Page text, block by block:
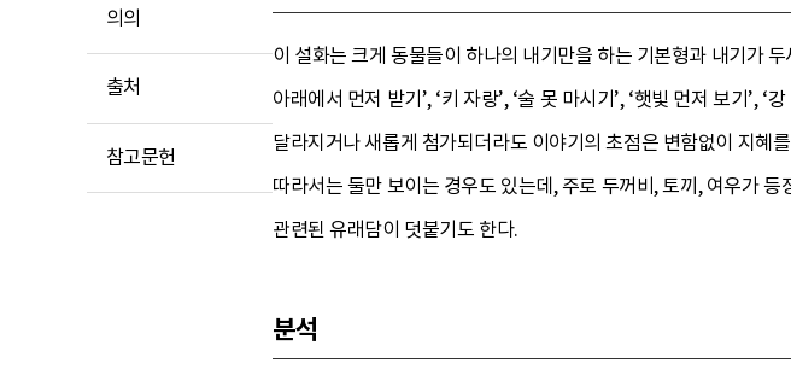
의의
출처
참고문헌
이 설화는 크게 동물들이 하나의 내기만을 하는 기본형과 내기가
아래에서 먼저 받기’, ‘키 자랑’, ‘술 못 마시기’, ‘햇빛 먼저 보기’,
달라지거나 새롭게 첨가되더라도 이야기의 초점은 변함없이 지혜
따라서는 둘만 보이는 경우도 있는데, 주로 두꺼비, 토끼, 여우가
관련된 유래담이 덧붙기도 한다.
분석